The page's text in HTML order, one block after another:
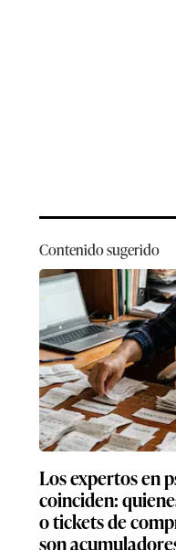
Contenido sugerido
Los expertos en
coinciden:
o tickets de
son